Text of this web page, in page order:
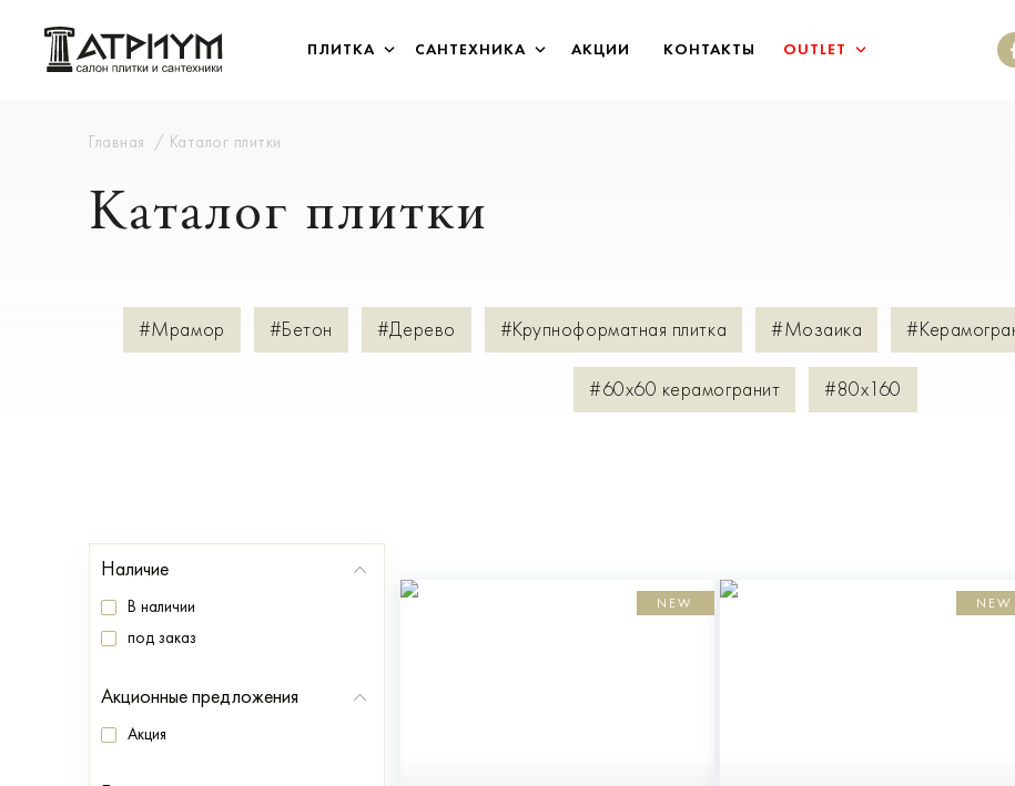
ПЛИТКА САНТЕХНИКА АКЦИИ КОНТАКТЫ OUTLET
Главная Каталог плитки
Каталог плитки
#Мрамор #Бетон #Дерево #Крупноформатная плитка #Мозаика
#60х60 керамогранит #80х160
Наличие
В наличии
под заказ
Акционные предложения
Акция
NEW NEW